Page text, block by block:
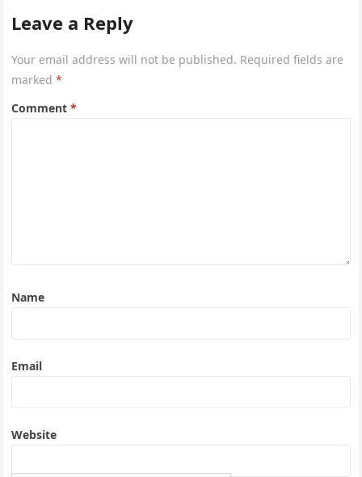
Leave a Reply
Your email address will not be published. Required fields are
marked*
Comment*
Name
Email
Website